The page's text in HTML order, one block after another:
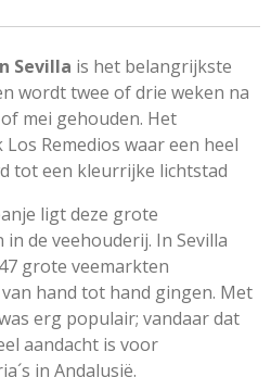
Sevilla is het belangrijkste
wordt twee of drie weken na
mei gehouden. Het
Remedios waar een heel
tot een kleurrijke lichtstad
ligt deze grote
de veehouderij. In Sevilla
grote veemarkten
hand tot hand gingen. Met
erg populair; vandaar dat
aandacht is voor
in Andalusië.